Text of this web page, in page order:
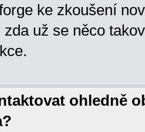
ke zkoušení
už se něco
ohledně